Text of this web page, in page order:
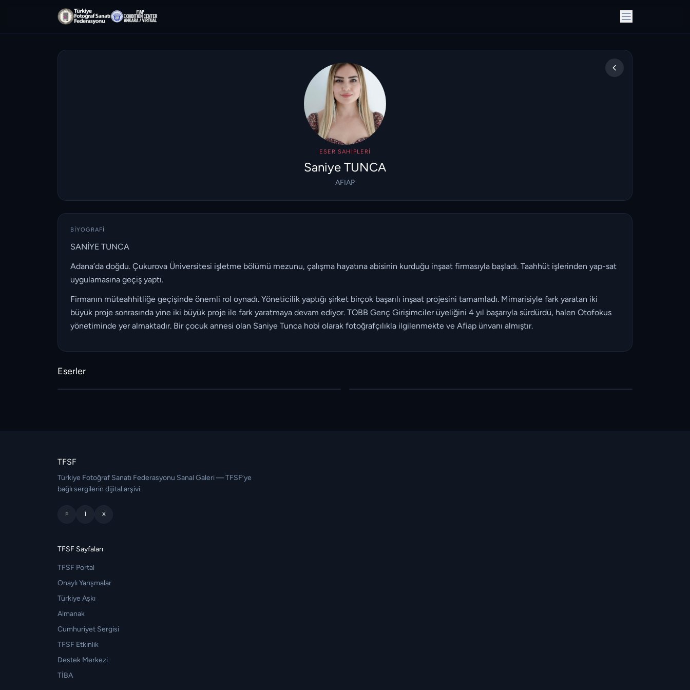
ESER SAHIPLERI
Saniye TUNCA
AFIAP
BIYOGRAFI
SANİYE TUNCA
Adana’da doğdu. Çukurova Üniversitesi işletme bölümü mezunu, çalışma hayatına abisinin kurduğu inşaat firmasıyla başladı. Taahhüt işlerinden yap-sat
uygulamasına geçiş yaptı.
Firmanın müteahhitliğe geçişinde önemli rol oynadı. Yöneticilik yaptığı şirket birçok başarılı inşaat projesini tamamladı. Mimarisiyle fark yaratan iki
büyük proje sonrasında yine iki büyük proje ile fark yaratmaya devam ediyor. TOBB Genç Girişimciler üyeliğini 4 yıl başarıyla sürdürdü, halen Otofokus
yönetiminde yer almaktadır. Bir çocuk annesi olan Saniye Tunca hobi olarak fotoğrafçılıkla ilgilenmekte ve Afiap ünvanı almıştır.
Eserler
TFSF
Türkiye Fotoğraf Sanatı Federasyonu Sanal Galeri — TFSF’ye
bağlı sergilerin dijital arşivi.
F I X
TFSF Sayfaları
TFSF Portal
Onaylı Yarışmalar
Türkiye Aşkı
Almanak
Cumhuriyet Sergisi
TFSF Etkinlik
Destek Merkezi
TİBA